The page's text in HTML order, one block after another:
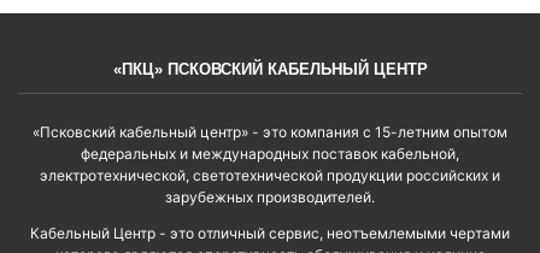
«ПКЦ» ПСКОВСКИЙ КАБЕЛЬНЫЙ ЦЕНТР
«Псковский кабельный центр» - это компания с 15-летним опытом
федеральных и международных поставок кабельной,
электротехнической, светотехнической продукции российских и
зарубежных производителей.
Кабельный Центр - это отличный сервис, неотъемлемыми чертами